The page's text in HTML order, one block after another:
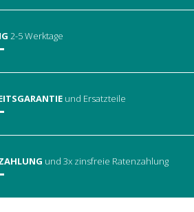
2-5 Werktage
und Ersatzteile
und 3x zinsfreie Ratenzahlung